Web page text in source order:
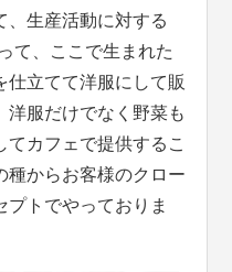
、生産活動に対する
て、ここで生まれた
仕立てて洋服にして販
洋服だけでなく野菜も
てカフェで提供するこ
種からお客様のクロー
プトでやっておりま